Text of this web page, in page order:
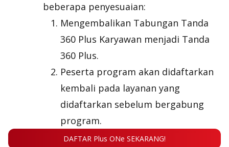
beberapa penyesuaian:
Mengembalikan Tabungan Tanda
360 Plus Karyawan menjadi Tanda
360 Plus.
Peserta program akan didaftarkan
kembali pada layanan yang
didaftarkan sebelum bergabung
program.
DAFTAR Plus ONe SEKARANG!